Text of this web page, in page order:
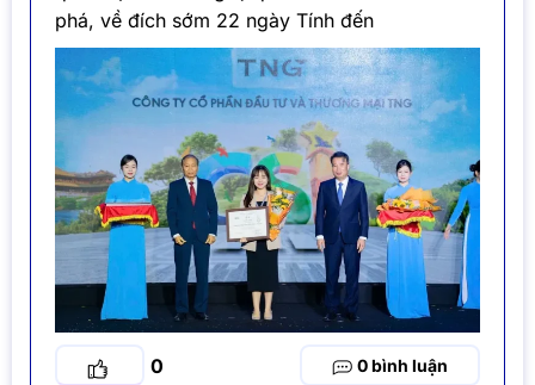
phá, về đích sớm 22 ngày Tính đến
0 0